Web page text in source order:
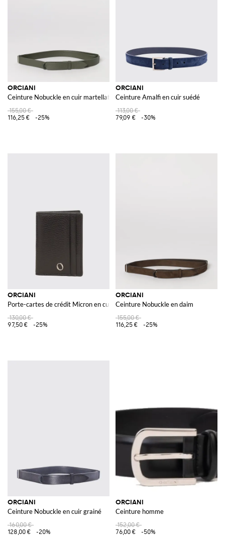
ORCIANI
Ceinture Nobuckle en cuir martellato
155,00 €
116,25 €
-25%
ORCIANI
Ceinture Amalfi en cuir suédé
113,00 €
79,09 €
-30%
ORCIANI
Porte-cartes de crédit Micron en cuir martellato
130,00 €
97,50 €
-25%
ORCIANI
Ceinture Nobuckle en daim
155,00 €
116,25 €
-25%
ORCIANI
Ceinture Nobuckle en cuir grainé
160,00 €
128,00 €
-20%
ORCIANI
Ceinture homme
152,00 €
76,00 €
-50%